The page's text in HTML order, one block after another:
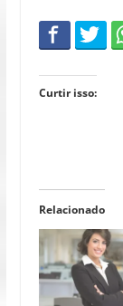
Curtir isso:
Relacionado